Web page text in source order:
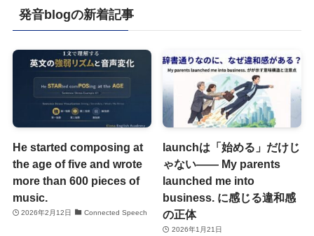
発音blogの新着記事
He started composing at
the age of five and wrote
more than 600 pieces of
music.
2026年2月12日 Connected Speech
launchは「始める」だけじ
ゃない―― My parents
launched me into
business. に感じる違和感
の正体
2026年1月21日